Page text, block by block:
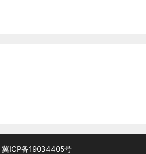
冀ICP备19034405号